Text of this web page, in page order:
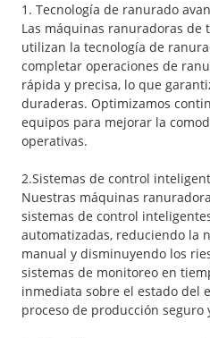
1. Tecnología de ranurado
Las máquinas ranuradoras de
utilizan la tecnología de
completar operaciones de
rápida y precisa, lo que
duraderas. Optimizamos
equipos para mejorar la
operativas.
2.Sistemas de control
Nuestras máquinas
sistemas de control
automatizadas, reduciendo la
manual y disminuyendo los
sistemas de monitoreo en
inmediata sobre el estado del
proceso de producción seguro